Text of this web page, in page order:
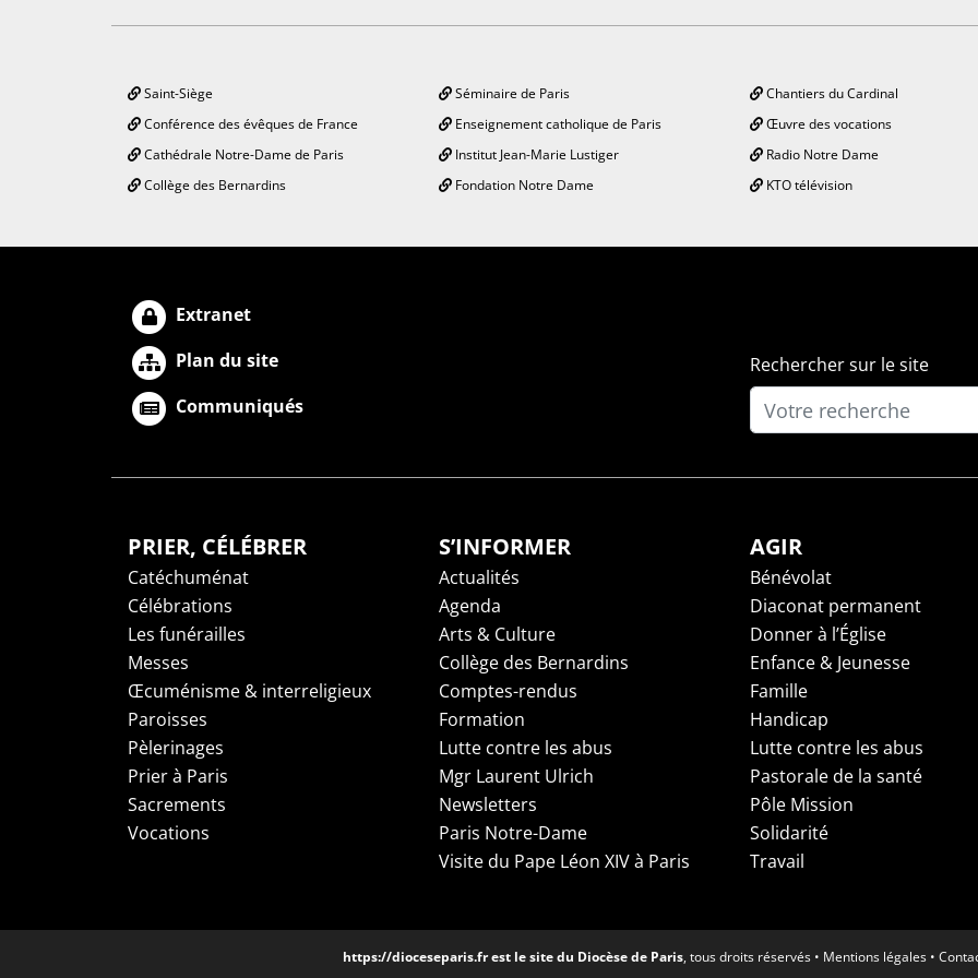
Saint-Siège
Conférence des évêques de France
Cathédrale Notre-Dame de Paris
Collège des Bernardins
Séminaire de Paris
Enseignement catholique de Paris
Institut Jean-Marie Lustiger
Fondation Notre Dame
Chantiers du Cardinal
Œuvre des vocations
Radio Notre Dame
KTO télévision
Extranet
Plan du site
Communiqués
Rechercher sur le site
PRIER, CÉLÉBRER
Catéchuménat
Célébrations
Les funérailles
Messes
Œcuménisme & interreligieux
Paroisses
Pèlerinages
Prier à Paris
Sacrements
Vocations
S’INFORMER
Actualités
Agenda
Arts & Culture
Collège des Bernardins
Comptes-rendus
Formation
Lutte contre les abus
Mgr Laurent Ulrich
Newsletters
Paris Notre-Dame
Visite du Pape Léon XIV à Paris
AGIR
Bénévolat
Diaconat permanent
Donner à l’Église
Enfance & Jeunesse
Famille
Handicap
Lutte contre les abus
Pastorale de la santé
Pôle Mission
Solidarité
Travail
https://dioceseparis.frest le site du Diocèse de Paris, tous droits réservés • Mentions légales•